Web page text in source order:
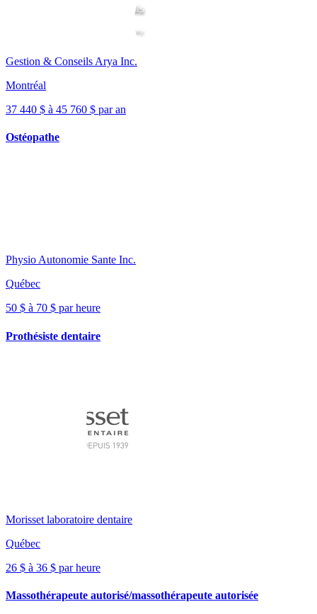
Gestion & Conseils Arya Inc.
Montréal
37 440 $ à 45 760 $ par an
Ostéopathe
Physio Autonomie Sante Inc.
Québec
50 $ à 70 $ par heure
Prothésiste dentaire
Morisset laboratoire dentaire
Québec
26 $ à 36 $ par heure
Massothérapeute autorisé/massothérapeute autorisée